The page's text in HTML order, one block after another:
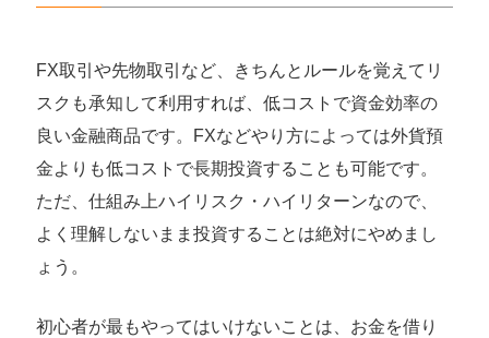
FX取引や先物取引など、きちんとルールを覚えてリ
スクも承知して利用すれば、低コストで資金効率の
良い金融商品です。FXなどやり方によっては外貨預
金よりも低コストで長期投資することも可能です。
ただ、仕組み上ハイリスク・ハイリターンなので、
よく理解しないまま投資することは絶対にやめまし
ょう。
初心者が最もやってはいけないことは、お金を借り